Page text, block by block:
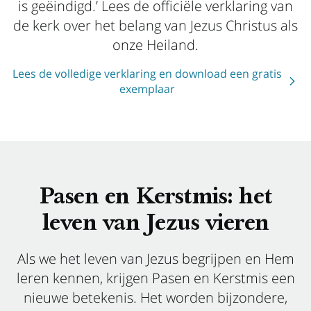
is geëindigd.’ Lees de officiële verklaring van
de kerk over het belang van Jezus Christus als
onze Heiland.
Lees de volledige verklaring en download een gratis
exemplaar
Pasen en Kerstmis: het
leven van Jezus vieren
Als we het leven van Jezus begrijpen en Hem
leren kennen, krijgen Pasen en Kerstmis een
nieuwe betekenis. Het worden bijzondere,